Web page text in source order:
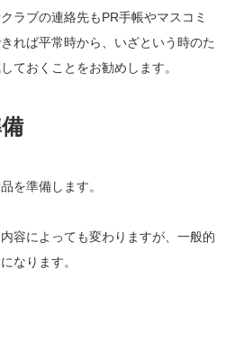
ラブの連絡先もPR手帳やマスコミ
れば平常時から、いざという時のた
ておくことをお勧めします。
を準備します。
容によっても変わりますが、一般的
なります。